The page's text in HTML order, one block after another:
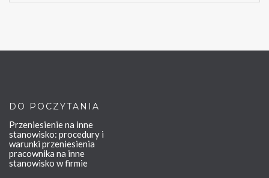
DO POCZYTANIA
Przeniesienie na inne
stanowisko: procedury i
warunki przeniesienia
pracownika na inne
stanowisko w firmie